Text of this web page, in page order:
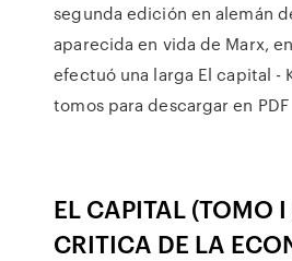
segunda edición en alemán
aparecida en vida de Marx,
efectuó una larga El capital -
tomos para descargar en PDF
EL CAPITAL (TOMO
CRITICA DE LA